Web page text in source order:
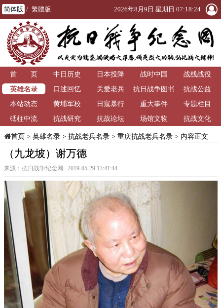
简体版 / 繁體版 2026年8月9日 星期日 07:18:24
首 页 中日历史 日本投降 战时中国
战线战役
英雄名录
口述回忆 关爱老兵
抗日战争图书
馆
抗战公益
本站动态
黄埔军校 日寇暴行 重大事件
专题栏目
砥柱中流
抗战研究 抗战论坛 场馆文物 抗战文化
首页> 英雄名录> 抗战老兵名录> 重庆抗战老兵名录> 内容正文
（九龙坡）谢万德
来源：抗日战争纪念网 2019-05-29 13:41:44